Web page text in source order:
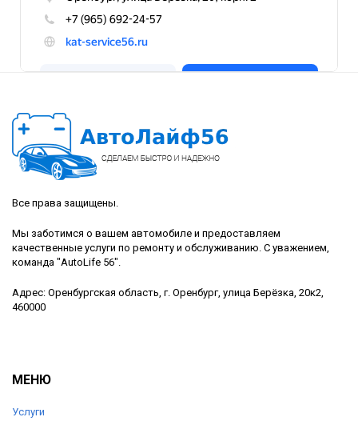
Все права защищены.
Мы заботимся о вашем автомобиле и предоставляем
качественные услуги по ремонту и обслуживанию. С уважением,
команда "AutoLife 56".
Адрес: Оренбургская область, г. Оренбург, улица Берёзка, 20к2,
460000
МЕНЮ
Услуги